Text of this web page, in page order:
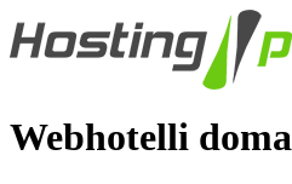
Webhotelli